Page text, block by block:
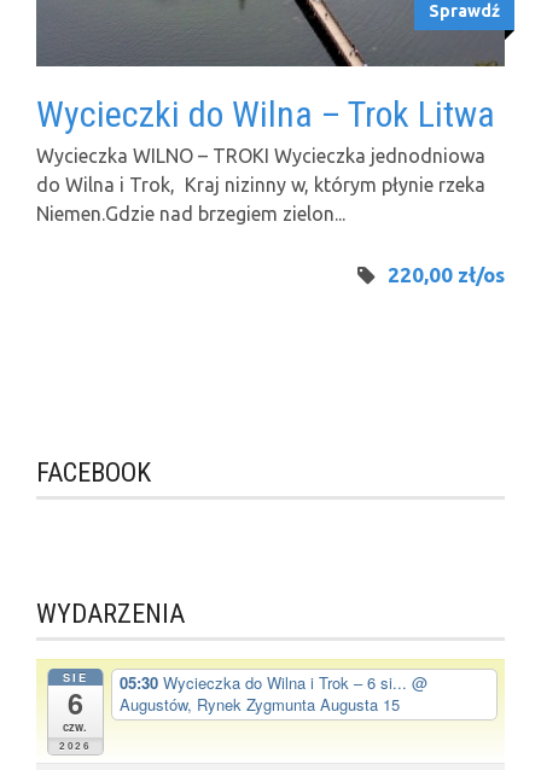
Sprawdź
Wycieczki do Wilna – Trok Litwa
Wycieczka WILNO – TROKI Wycieczka jednodniowa
do Wilna i Trok, Kraj nizinny w, którym płynie rzeka
Niemen.Gdzie nad brzegiem zielon...
220,00 zł/os
FACEBOOK
WYDARZENIA
SIE
6
czw.
2026
05:30 Wycieczka do Wilna i Trok – 6 si... @
Augustów, Rynek Zygmunta Augusta 15